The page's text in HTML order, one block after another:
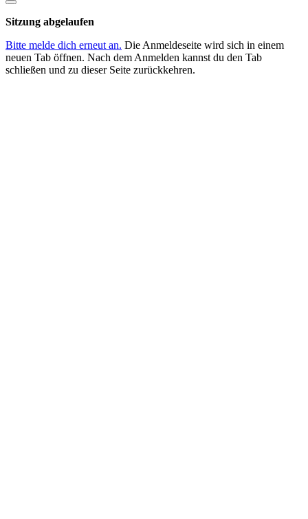
Dialog
schließen
Sitzung abgelaufen
Bitte melde dich erneut an. Die Anmeldeseite wird sich in einem
neuen Tab öffnen. Nach dem Anmelden kannst du den Tab
schließen und zu dieser Seite zurückkehren.